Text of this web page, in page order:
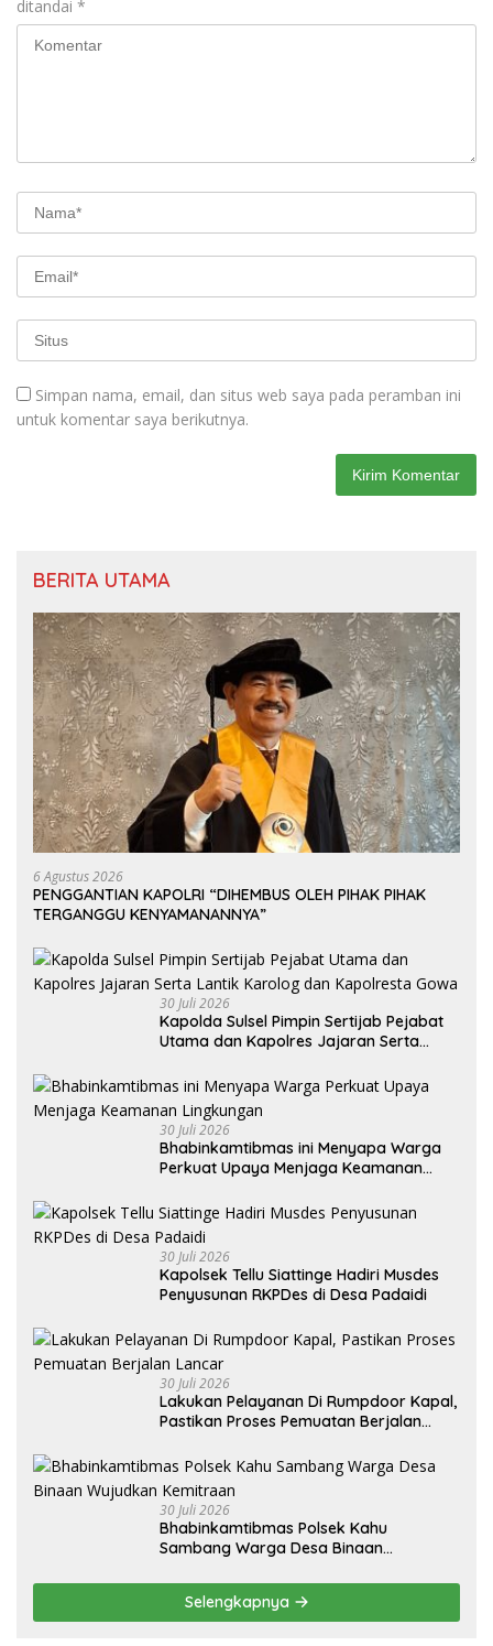
ditandai *
Simpan nama, email, dan situs web saya pada peramban ini
untuk komentar saya berikutnya.
BERITA UTAMA
6 Agustus 2026
PENGGANTIAN KAPOLRI “DIHEMBUS OLEH PIHAK PIHAK
TERGANGGU KENYAMANANNYA”
30 Juli 2026
Kapolda Sulsel Pimpin Sertijab Pejabat
Utama dan Kapolres Jajaran Serta
30 Juli 2026
Bhabinkamtibmas ini Menyapa Warga
Perkuat Upaya Menjaga Keamanan
30 Juli 2026
Kapolsek Tellu Siattinge Hadiri Musdes
Penyusunan RKPDes di Desa Padaidi
30 Juli 2026
Lakukan Pelayanan Di Rumpdoor Kapal,
Pastikan Proses Pemuatan Berjalan
30 Juli 2026
Bhabinkamtibmas Polsek Kahu
Sambang Warga Desa Binaan
Selengkapnya